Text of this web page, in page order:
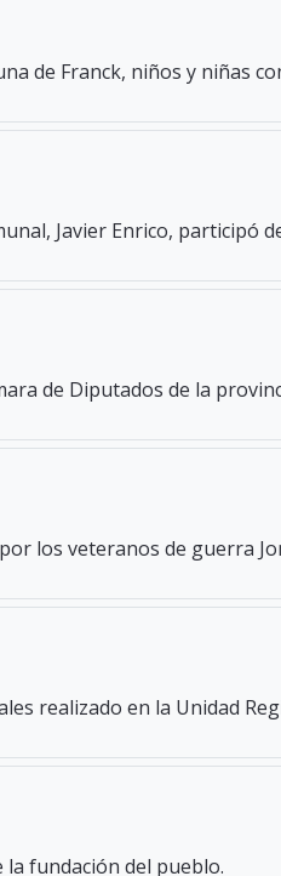
de Franck, niños y niñas
Javier Enrico, participó
de Diputados de la
los veteranos de guerra
realizado en la Unidad
fundación del pueblo.